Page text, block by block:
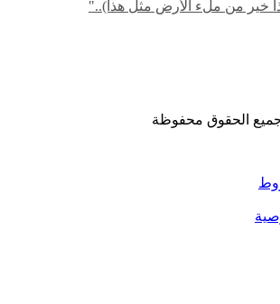
خير من ملء الأرض مثل هذا).."
الحقوق محفوظة